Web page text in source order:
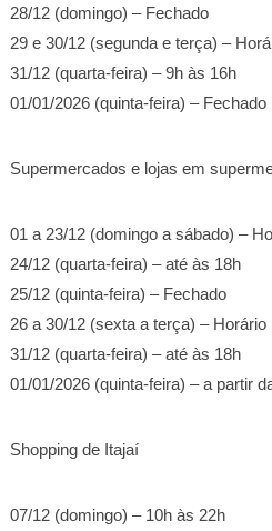
28/12 (domingo) – Fechado
29 e 30/12 (segunda e terça) –
31/12 (quarta-feira) – 9h às 16h
01/01/2026 (quinta-feira) – Fechado
Supermercados e lojas em
01 a 23/12 (domingo a sábado) –
24/12 (quarta-feira) – até às 18h
25/12 (quinta-feira) – Fechado
26 a 30/12 (sexta a terça) – Horário
31/12 (quarta-feira) – até às 18h
01/01/2026 (quinta-feira) – a partir
Shopping de Itajaí
07/12 (domingo) – 10h às 22h